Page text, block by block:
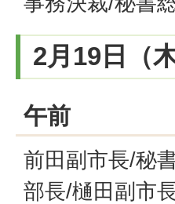
2月19日（
午前
前田副市長/秘
部長/樋田副市